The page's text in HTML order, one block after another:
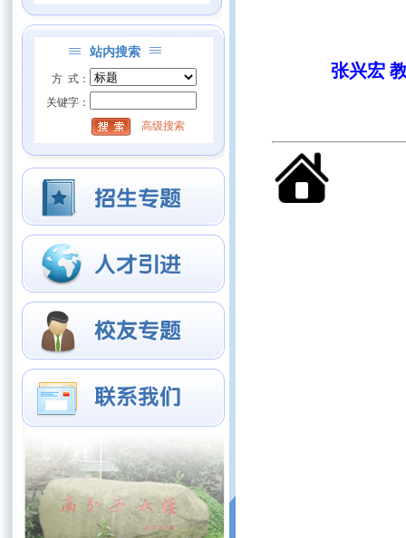
站内搜索
方 式：
关键字：
高级搜索
张兴宏